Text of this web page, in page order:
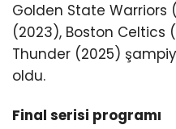
Golden State Warriors
(2023), Boston Celtics
Thunder (2025)
oldu.
Final serisi programı